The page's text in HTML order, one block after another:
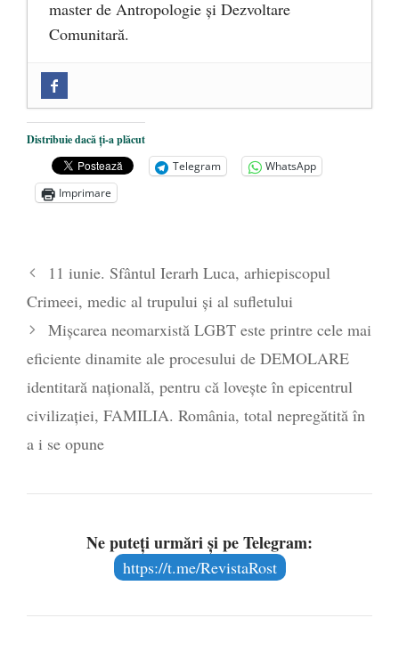
master de Antropologie și Dezvoltare
Comunitară.
Mănăstirea „Sfânta Ana” Rohia. Părintele
Nicolae Steinhardt, comemorat la 102 ani
de la naștere - 29 iulie 2024
„Carnea cultivată” în laborator, tot mai
Părintele mărturisitor Constantin
Mănăstirea Cernica
- 27 iulie 2024
Distribuie dacă ți-a plăcut
Telegram
WhatsApp
Imprimare
11 iunie. Sfântul Ierarh Luca, arhiepiscopul
Crimeei, medic al trupului și al sufletului
Mișcarea neomarxistă LGBT este printre cele mai
eficiente dinamite ale procesului de DEMOLARE
identitară națională, pentru că lovește în epicentrul
civilizației, FAMILIA. România, total nepregătită în
a i se opune
Ne puteți urmări și pe Telegram:
https://t.me/RevistaRost